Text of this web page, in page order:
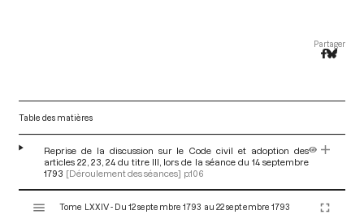
Partager
Table des matières
Reprise de la discussion sur le Code civil et adoption des
articles 22, 23, 24 du titre III, lors de la séance du 14 septembre
1793 [Déroulement des séances] p.106
Tome LXXIV - Du 12 septembre 1793 au 22 septembre 1793